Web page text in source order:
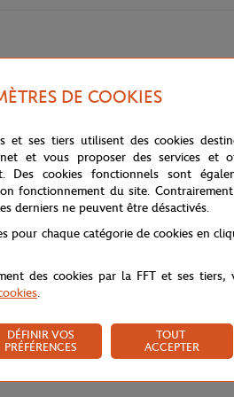
Blanc x Roland-Garros. Ce
de haute qualité, elle garantit
rayures couleur terre battue,
et le savoir-faire de la maison
DE COOKIES
et ses tiers utilisent des cookies
et vous proposer des services et
Des cookies fonctionnels sont
fonctionnement du site.
derniers ne peuvent être désactivés.
pour chaque catégorie de cookies en
des cookies par la FFT et ses tiers,
.
DÉFINIR VOS
PRÉFÉRENCES
TOUT
ACCEPTER